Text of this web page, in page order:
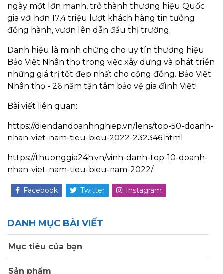
ngày một lớn mạnh, trở thành thương hiệu Quốc
gia với hơn 17,4 triệu lượt khách hàng tin tưởng
đồng hành, vươn lên dẫn đầu thị trường.
Danh hiệu là minh chứng cho uy tín thương hiệu
Bảo Việt Nhân thọ trong việc xây dựng và phát triển
những giá trị tốt đẹp nhất cho cộng đồng. Bảo Việt
Nhân thọ - 26 năm tận tâm bảo vệ gia đình Việt!
Bài viết liên quan:
https://diendandoanhnghiep.vn/lens/top-50-doanh-
nhan-viet-nam-tieu-bieu-2022-232346.html
https://thuonggia24h.vn/vinh-danh-top-10-doanh-
nhan-viet-nam-tieu-bieu-nam-2022/
Facebook Twitter Instagram
DANH MỤC BÀI VIẾT
Mục tiêu của bạn
Sản phẩm